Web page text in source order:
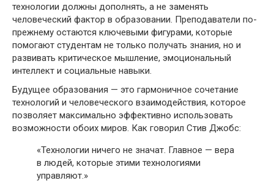
технологии должны дополнять, а не заменять
человеческий фактор в образовании. Преподаватели по-
прежнему остаются ключевыми фигурами, которые
помогают студентам не только получать знания, но и
развивать критическое мышление, эмоциональный
интеллект и социальные навыки.
Будущее образования — это гармоничное сочетание
технологий и человеческого взаимодействия, которое
позволяет максимально эффективно использовать
возможности обоих миров. Как говорил Стив Джобс:
«Технологии ничего не значат. Главное — вера
в людей, которые этими технологиями
управляют.»